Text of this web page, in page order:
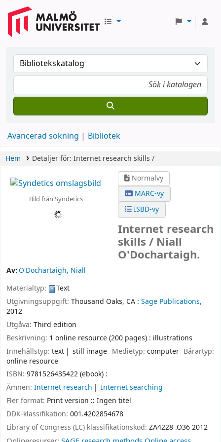
Avancerad sökning Bibliotek
Hem Detaljer för: Internet research skills /
Bild från Syndetics
Normalvy
MARC-vy
ISBD-vy
Internet research
skills / Niall
O'Dochartaigh.
Av:O'Dochartaigh, Niall
Materialtyp:
Text
Utgivningsuppgift: Thousand Oaks, CA : Sage Publications,
2012
Utgåva: Third edition
Beskrivning: 1 online resource (200 pages) : illustrations
Innehållstyp: text still image Medietyp: computer Bärartyp:
online resource
ISBN: 9781526435422 (ebook) :
Ämnen: Internet research
Internet searching
Fler format: Print version :: Ingen titel
DDK-klassifikation: 001.4202854678
Library of Congress (LC) klassifikationskod: ZA4228 .O36 2012